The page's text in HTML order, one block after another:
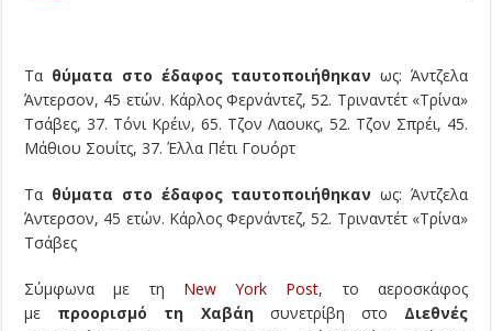
Τα θύματα στο έδαφος ταυτοποιήθηκαν ως: Άντζελα
Άντερσον, 45 ετών. Κάρλος Φερνάντεζ, 52. Τριναντέτ «Τρίνα»
Τσάβες, 37. Τόνι Κρέιν, 65. Τζον Λαουκς, 52. Τζον Σπρέι, 45.
Μάθιου Σουίτς, 37. Έλλα Πέτι Γουόρτ
Τα θύματα στο έδαφος ταυτοποιήθηκαν ως: Άντζελα
Άντερσον, 45 ετών. Κάρλος Φερνάντεζ, 52. Τριναντέτ «Τρίνα»
Τσάβες
Σύμφωνα με τη New York Post, το αεροσκάφος
με προορισμό τη Χαβάησυνετρίβη στο Διεθνές